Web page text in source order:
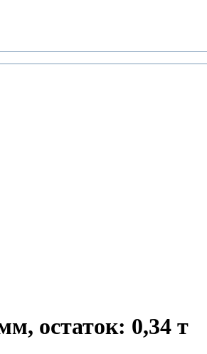
остаток: 0,34 т